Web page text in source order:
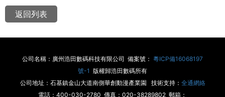
返回列表
公司名稱：廣州浩田數碼科技有限公司 備案號： 粵ICP備16068197
號-1 版權歸浩田數碼所有
公司地址：石基鎮金山大道南側華創動漫產業園 技術支持： 全通網絡
電話：400-030-2780 傳真：020-38289802 郵箱：